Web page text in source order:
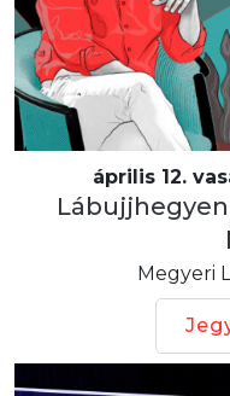
április 12.
Megyeri